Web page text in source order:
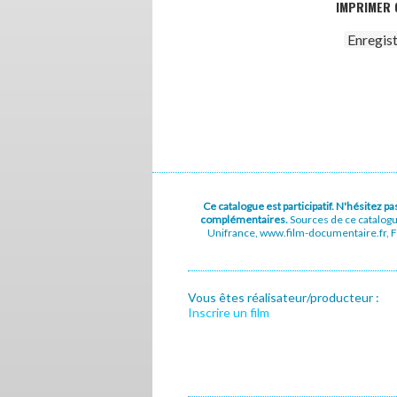
IMPRIMER
Ce catalogue est participatif. N'hésitez
complémentaires.Sources de ce
Unifrance, www.film-documentaire.fr,
Vous êtes réalisateur/producteur :
Inscrire un film